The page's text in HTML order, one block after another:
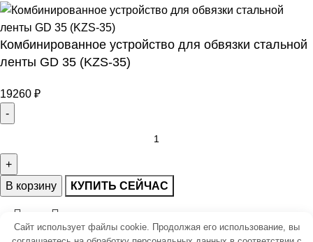
Комбинированное устройство для обвязки стальной
ленты GD 35 (KZS-35)
19260 ₽
В корзину КУПИТЬ СЕЙЧАС
Сайт использует файлы cookie. Продолжая его использование, вы